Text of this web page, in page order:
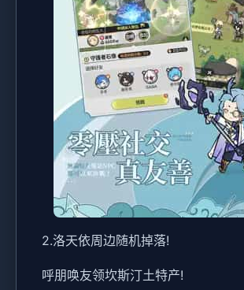
2.洛天依周边随机掉落!
呼朋唤友领坎斯汀土特产!